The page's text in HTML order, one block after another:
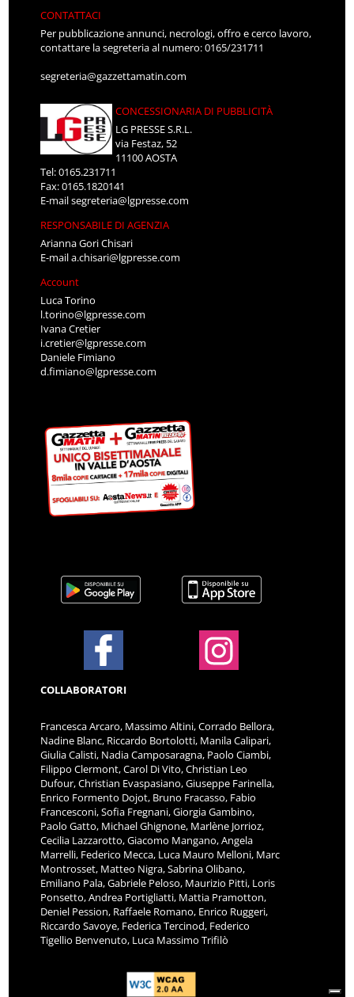
CONTATTACI
Per pubblicazione annunci, necrologi, offro e cerco lavoro,
contattare la segreteria al numero: 0165/231711
segreteria@gazzettamatin.com
CONCESSIONARIA DI PUBBLICITÀ
LG PRESSE S.R.L.
via Festaz, 52
11100 AOSTA
Tel: 0165.231711
Fax: 0165.1820141
E-mailsegreteria@lgpresse.com
RESPONSABILE DI AGENZIA
Arianna Gori Chisari
E-maila.chisari@lgpresse.com
Account
Luca Torino
l.torino@lgpresse.com
Ivana Cretier
i.cretier@lgpresse.com
Daniele Fimiano
d.fimiano@lgpresse.com
COLLABORATORI
Francesca Arcaro, Massimo Altini, Corrado Bellora,
Nadine Blanc, Riccardo Bortolotti, Manila Calipari,
Giulia Calisti, Nadia Camposaragna, Paolo Ciambi,
Filippo Clermont, Carol Di Vito, Christian Leo
Dufour, Christian Evaspasiano, Giuseppe Farinella,
Enrico Formento Dojot, Bruno Fracasso, Fabio
Francesconi, Sofia Fregnani, Giorgia Gambino,
Paolo Gatto, Michael Ghignone, Marlène Jorrioz,
Cecilia Lazzarotto, Giacomo Mangano, Angela
Marrelli, Federico Mecca, Luca Mauro Melloni, Marc
Montrosset, Matteo Nigra, Sabrina Olibano,
Emiliano Pala, Gabriele Peloso, Maurizio Pitti, Loris
Ponsetto, Andrea Portigliatti, Mattia Pramotton,
Deniel Pession, Raffaele Romano, Enrico Ruggeri,
Riccardo Savoye, Federica Tercinod, Federico
Tigellio Benvenuto, Luca Massimo Trifilò